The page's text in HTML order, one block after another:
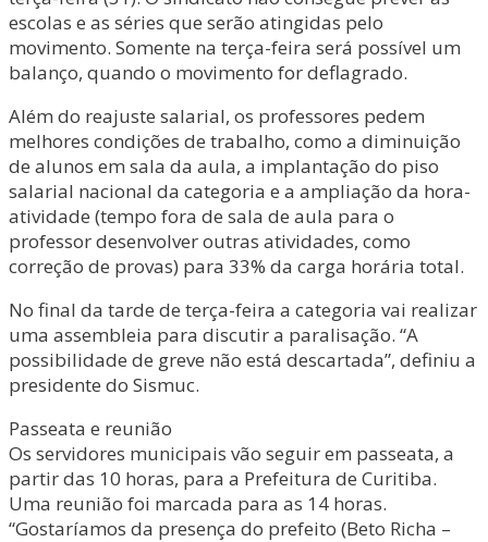
escolas e as séries que serão atingidas pelo
movimento. Somente na terça-feira será possível um
balanço, quando o movimento for deflagrado.
Além do reajuste salarial, os professores pedem
melhores condições de trabalho, como a diminuição
de alunos em sala da aula, a implantação do piso
salarial nacional da categoria e a ampliação da hora-
atividade (tempo fora de sala de aula para o
professor desenvolver outras atividades, como
correção de provas) para 33% da carga horária total.
No final da tarde de terça-feira a categoria vai realizar
uma assembleia para discutir a paralisação. “A
possibilidade de greve não está descartada”, definiu a
presidente do Sismuc.
Passeata e reunião
Os servidores municipais vão seguir em passeata, a
partir das 10 horas, para a Prefeitura de Curitiba.
Uma reunião foi marcada para as 14 horas.
“Gostaríamos da presença do prefeito (Beto Richa –